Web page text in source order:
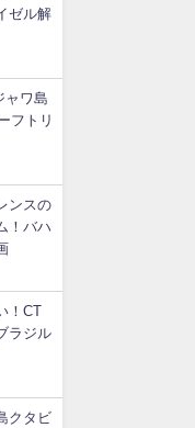
ゼル解
ャワ島
フトリ
ンスの
！バハ
！CT
ラジル
クタビ